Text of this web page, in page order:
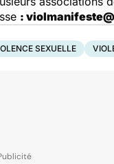
:
SEXUELLE